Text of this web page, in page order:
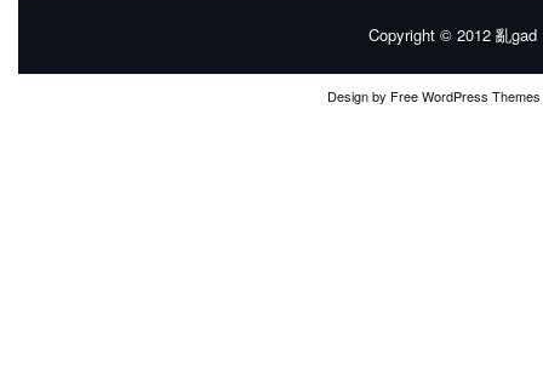
Copyright © 2012 亂gad
Design by Free WordPress Themes